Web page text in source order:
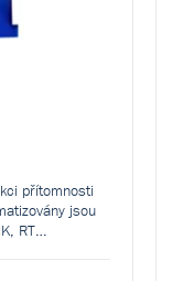
přítomnosti
jsou
RT
90